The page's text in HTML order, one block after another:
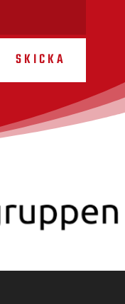
SKICKA